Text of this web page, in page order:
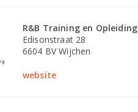
R&B Training en Opleiding
Edisonstraat 28
6604 BV Wijchen
website